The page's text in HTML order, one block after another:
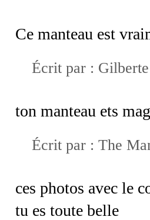
Ce manteau est
Écrit par : Gilberte
ton manteau ets
Écrit par : The
ces photos avec le
tu es toute belle